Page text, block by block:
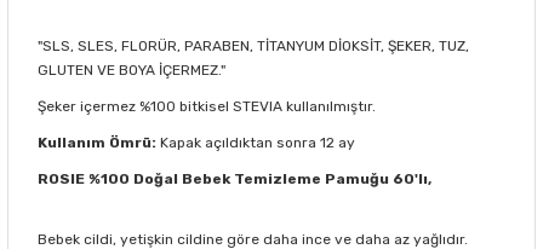
"SLS, SLES, FLORÜR, PARABEN, TİTANYUM DİOKSİT, ŞEKER, TUZ,
GLUTEN VE BOYA İÇERMEZ."
Şeker içermez %100 bitkisel STEVIA kullanılmıştır.
Kullanım Ömrü: Kapak açıldıktan sonra 12 ay
ROSIE %100 Doğal Bebek Temizleme Pamuğu 60'lı,
Bebek cildi, yetişkin cildine göre daha ince ve daha az yağlıdır.